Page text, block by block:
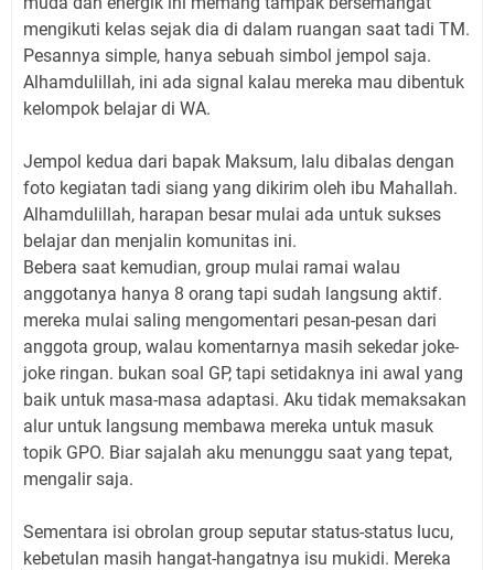
mengikuti kelas sejak dia di dalam ruangan saat tadi TM.
Pesannya simple, hanya sebuah simbol jempol saja.
Alhamdulillah, ini ada signal kalau mereka mau dibentuk
kelompok belajar di WA.
Jempol kedua dari bapak Maksum, lalu dibalas dengan
foto kegiatan tadi siang yang dikirim oleh ibu Mahallah.
Alhamdulillah, harapan besar mulai ada untuk sukses
belajar dan menjalin komunitas ini.
Bebera saat kemudian, group mulai ramai walau
anggotanya hanya 8 orang tapi sudah langsung aktif.
mereka mulai saling mengomentari pesan-pesan dari
anggota group, walau komentarnya masih sekedar joke-
joke ringan. bukan soal GP, tapi setidaknya ini awal yang
baik untuk masa-masa adaptasi. Aku tidak memaksakan
alur untuk langsung membawa mereka untuk masuk
topik GPO. Biar sajalah aku menunggu saat yang tepat,
mengalir saja.
Sementara isi obrolan group seputar status-status lucu,
kebetulan masih hangat-hangatnya isu mukidi. Mereka